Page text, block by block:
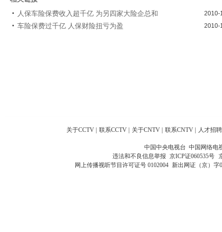
人保车险保费收入超千亿 为另四家大险企总和
2010-
车险保费过千亿 人保财险扭亏为盈 2010-
关于CCTV | 联系CCTV | 关于CNTV | 联系CNTV | 人才招聘
中国中央电视台 中国网络电
违法和不良信息举报 京ICP证060535号
网上传播视听节目许可证号 0102004 新出网证（京）